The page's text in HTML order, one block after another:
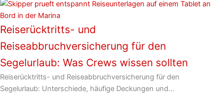
Reiserücktritts- und
Reiseabbruchversicherung für den
Segelurlaub: Was Crews wissen sollten
Reiserücktritts- und Reiseabbruchversicherung für den
Segelurlaub: Unterschiede, häufige Deckungen und...